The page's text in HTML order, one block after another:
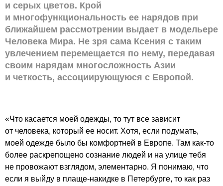
и серых цветов. Крой
и многофункциональность ее нарядов при
ближайшем рассмотрении выдает в модельере
Человека Мира. Не зря сама Ксения с таким
увлечением перемещается по нему, передавая
своим нарядам многосложность Азии
и четкость, ассоциирующуюся с Европой.
«Что касается моей одежды, то тут все зависит
от человека, который ее носит. Хотя, если подумать,
моей одежде было бы комфортней в Европе. Там как-то
более раскрепощено сознание людей и на улице тебя
не провожают взглядом, элементарно. Я понимаю, что
если я выйду в плаще-накидке в Петербурге, то как раз